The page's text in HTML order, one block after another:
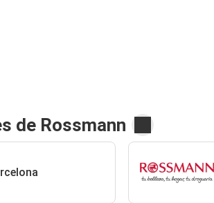
de Rossmann